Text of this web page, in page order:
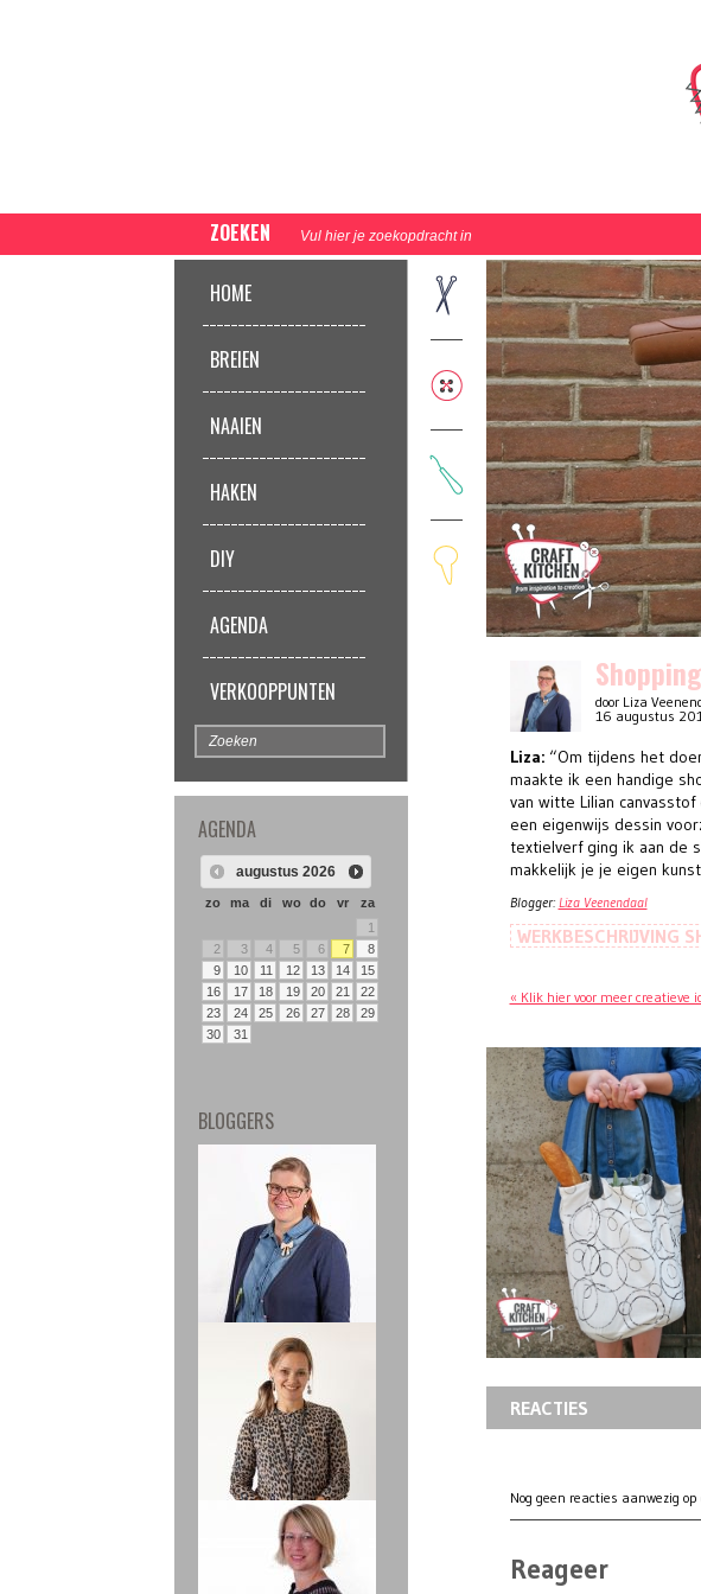
ZOEKEN
HOME
BREIEN
NAAIEN
HAKEN
DIY
AGENDA
VERKOOPPUNTEN
AGENDA
augustus 2026
zo ma di wo do vr
za
1
2
3 4 5 6 7
8
9
10 11 12 13 14
15
16
17 18 19 20 21
22
23
24 25 26 27 28
29
30
31
BLOGGERS
door Liza
16 augustus
Liza:“Om tijdens het
maakte ik een handige
van witte Lilian
een eigenwijs dessin
textielverf ging ik aan de
makkelijk je je eigen
Blogger: Liza Veenendaal
WERKBESCHRIJVING
« Klik hier voor meer creatieve
REACTIES
Nog geen reacties aanwezig
Reageer